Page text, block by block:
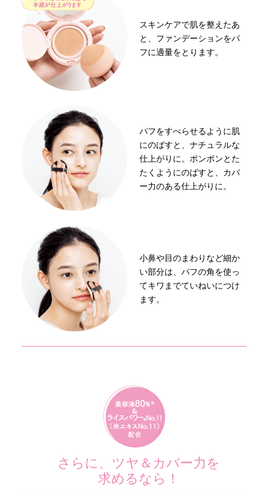
スキンケアで肌を整えたあ
と、ファンデーションをパ
フに適量をとります。
パフをすべらせるように肌
にのばすと、ナチュラルな
仕上がりに。ポンポンとた
たくようにのばすと、カバ
ー力のある仕上がりに。
小鼻や目のまわりなど細か
い部分は、パフの角を使っ
てキワまでていねいにつけ
ます。
さらに、ツヤ＆カバー力を
求めるなら！